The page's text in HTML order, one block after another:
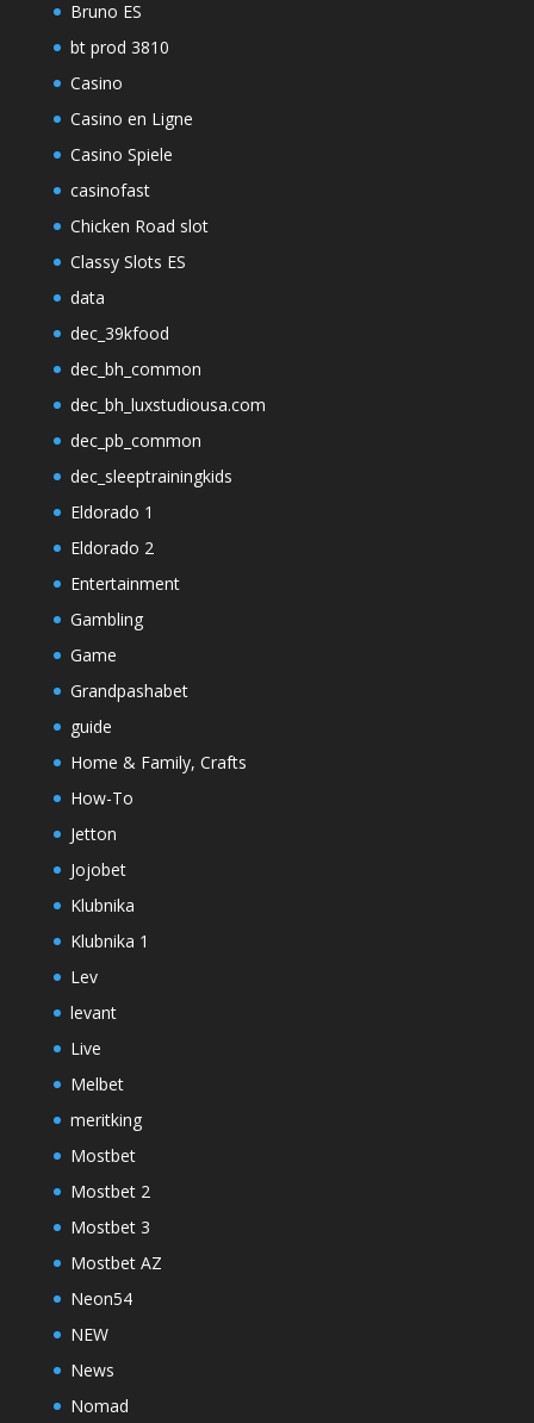
Bruno ES
bt prod 3810
Casino
Casino en Ligne
Casino Spiele
casinofast
Chicken Road slot
Classy Slots ES
data
dec_39kfood
dec_bh_common
dec_bh_luxstudiousa.com
dec_pb_common
dec_sleeptrainingkids
Eldorado 1
Eldorado 2
Entertainment
Gambling
Game
Grandpashabet
guide
Home & Family, Crafts
How-To
Jetton
Jojobet
Klubnika
Klubnika 1
Lev
levant
Live
Melbet
meritking
Mostbet
Mostbet 2
Mostbet 3
Mostbet AZ
Neon54
NEW
News
Nomad